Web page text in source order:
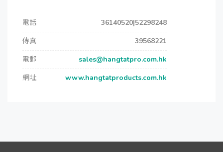
電話
36140520|52298248
傳真
39568221
電郵
sales@hangtatpro.com.hk
網址
www.hangtatproducts.com.hk